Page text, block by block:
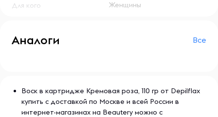
Для кого Женщины
Аналоги Все
Воск в картридже Кремовая роза, 110 гр от Depilflax
купить с доставкой по Москве и всей России в
интернет-магазинах на Beautery можно с